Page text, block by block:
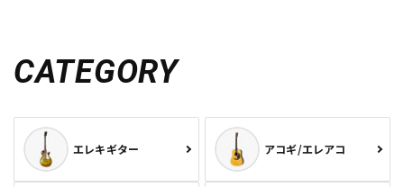
CATEGORY
エレキギター アコギ/エレアコ